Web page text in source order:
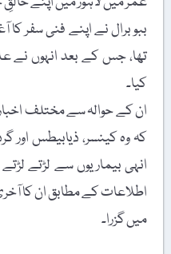
تھا، جس کے بعد انہوں نے
کیا۔
ان کے حوالہ سے مختلف
کہ وہ کینسر، ذیابیطس اور
انہی بیماریوں سے لڑتے
اطلاعات کے مطابق ان کا
میں گزرا۔